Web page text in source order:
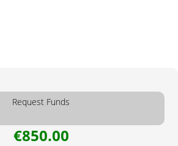
Request Funds
€850.00